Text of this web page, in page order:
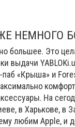
НЕМНОГО
большее. Это
выдачи
паб «Крыша» и
На
в Харькове, в
любим Apple, и